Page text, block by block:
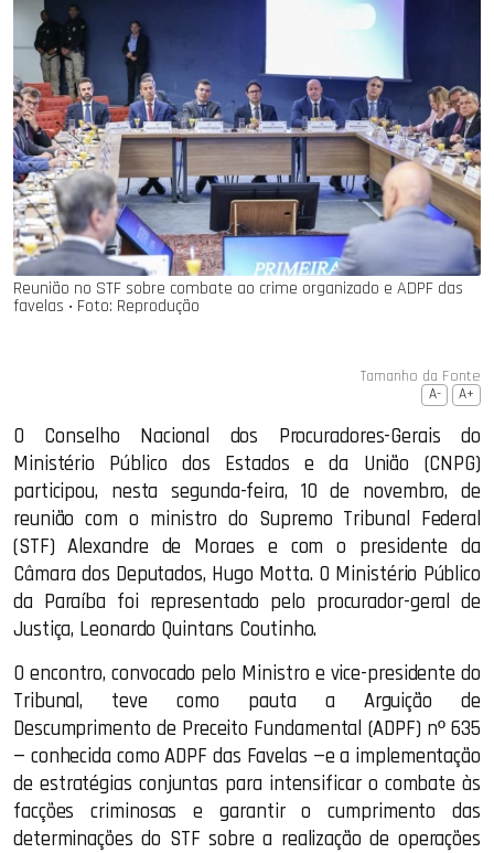
Reunião no STF sobre combate ao crime organizado e ADPF das
favelas ‧ Foto: Reprodução
Tamanho da Fonte
A- A+
O Conselho Nacional dos Procuradores-Gerais do
Ministério Público dos Estados e da União (CNPG)
participou, nesta segunda-feira, 10 de novembro, de
reunião com o ministro do Supremo Tribunal Federal
(STF) Alexandre de Moraes e com o presidente da
Câmara dos Deputados, Hugo Motta. O Ministério Público
da Paraíba foi representado pelo procurador-geral de
Justiça, Leonardo Quintans Coutinho.
O encontro, convocado pelo Ministro e vice-presidente do
Tribunal, teve como pauta a Arguição de
Descumprimento de Preceito Fundamental (ADPF) nº 635
— conhecida como ADPF das Favelas —e a implementação
de estratégias conjuntas para intensificar o combate às
facções criminosas e garantir o cumprimento das
determinações do STF sobre a realização de operações